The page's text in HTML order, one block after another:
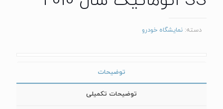
دسته: نمایشگاه خودرو
توضیحات
توضیحات تکمیلی